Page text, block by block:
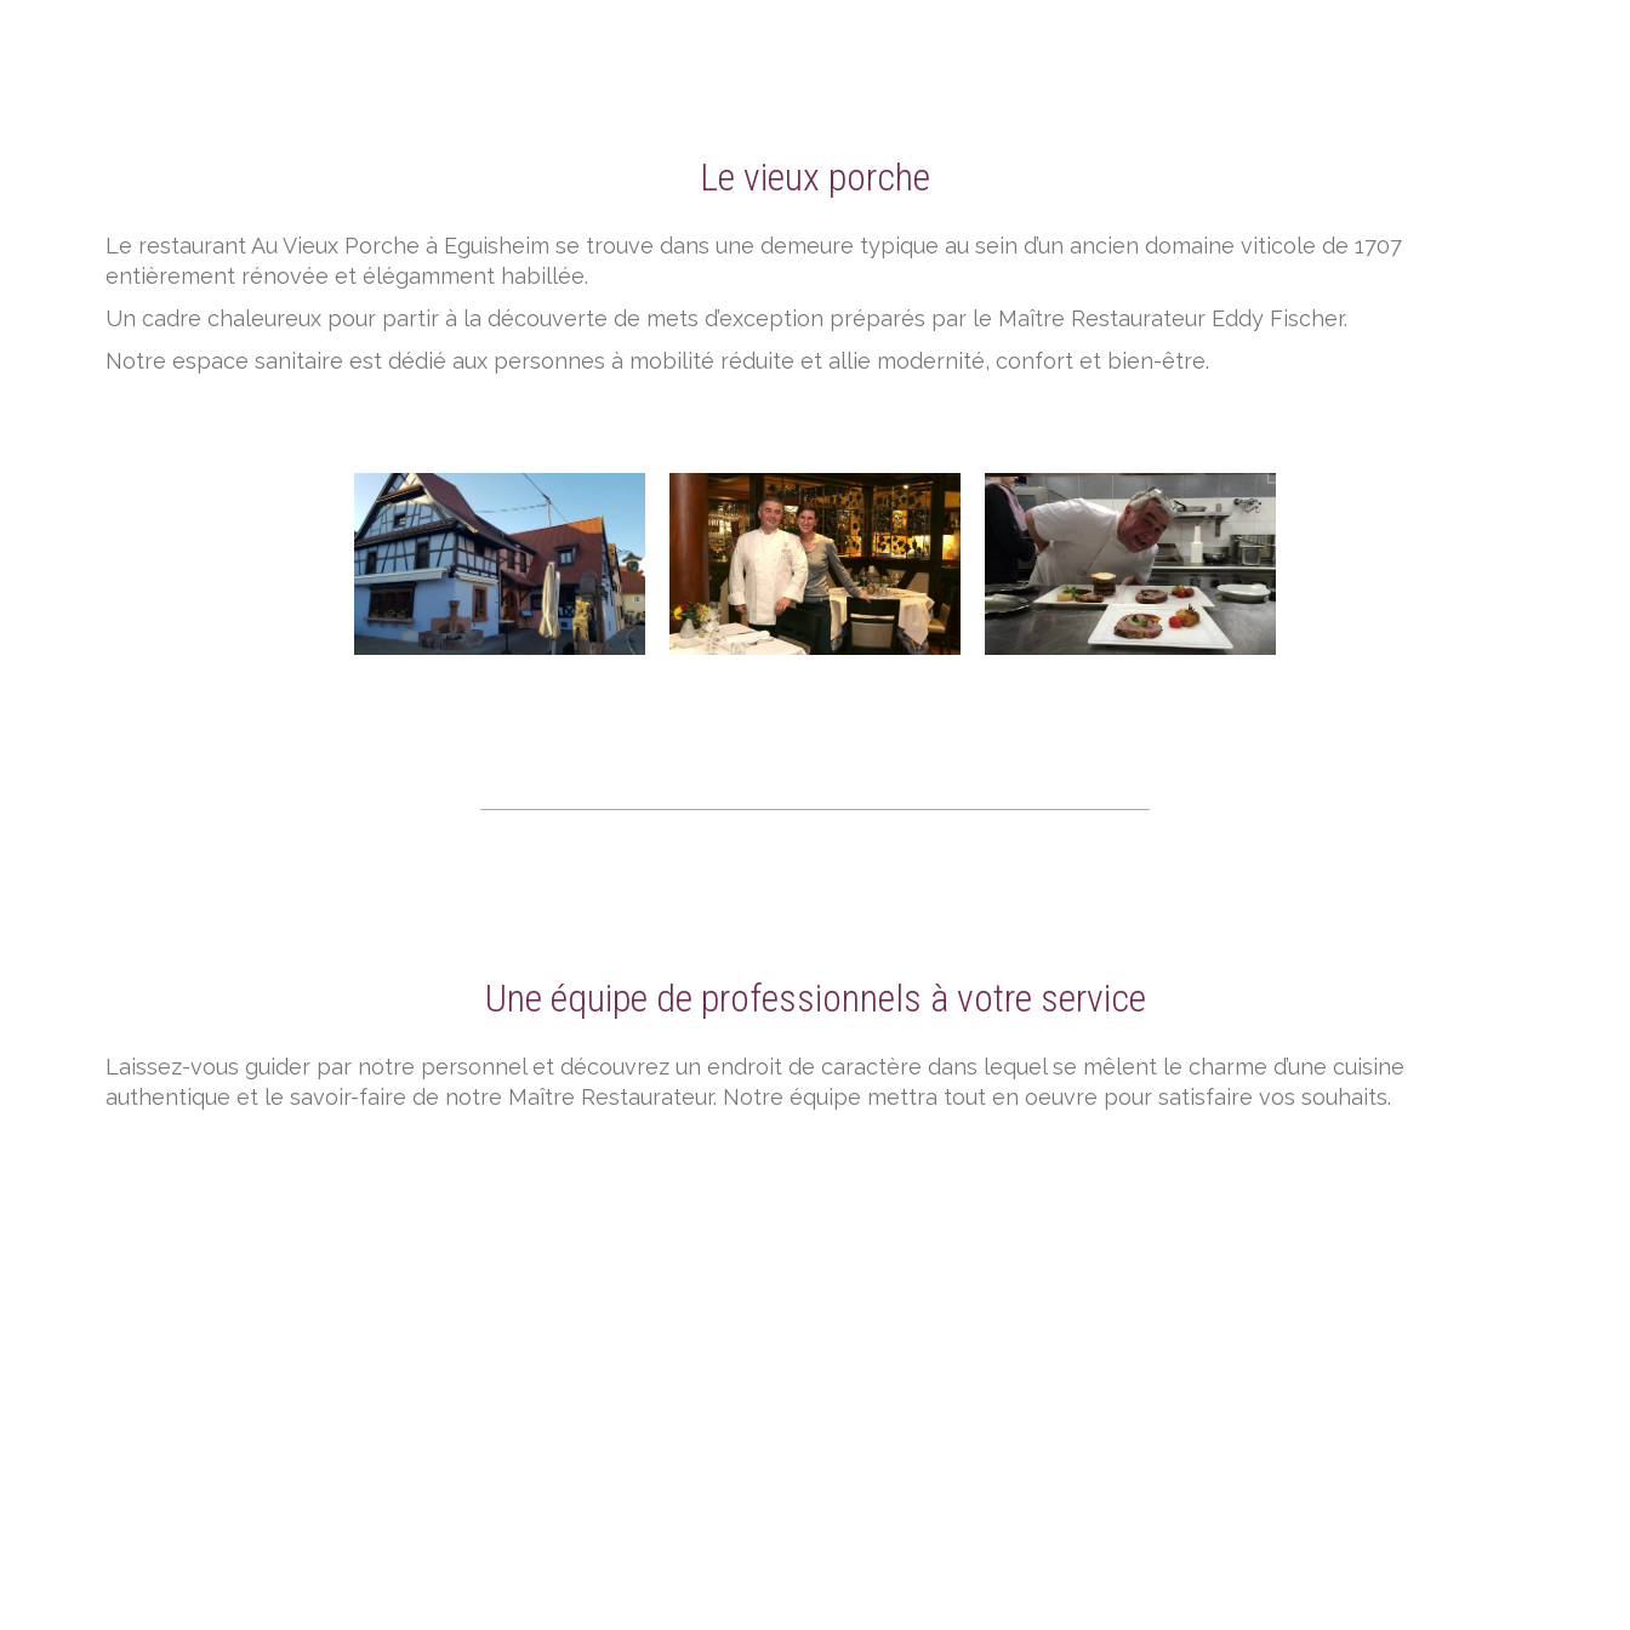
Le vieux porche
Le restaurant Au Vieux Porche à Eguisheim se trouve dans une demeure typique au sein d’un ancien domaine viticole de 1707
entièrement rénovée et élégamment habillée.
Un cadre chaleureux pour partir à la découverte de mets d’exception préparés par le Maître Restaurateur Eddy Fischer.
Notre espace sanitaire est dédié aux personnes à mobilité réduite et allie modernité, confort et bien-être.
Une équipe de professionnels à votre service
Laissez-vous guider par notre personnel et découvrez un endroit de caractère dans lequel se mêlent le charme d’une cuisine
authentique et le savoir-faire de notre Maître Restaurateur. Notre équipe mettra tout en oeuvre pour satisfaire vos souhaits.